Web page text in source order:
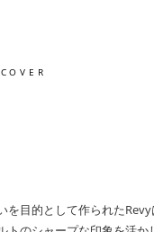
を目的として作られた